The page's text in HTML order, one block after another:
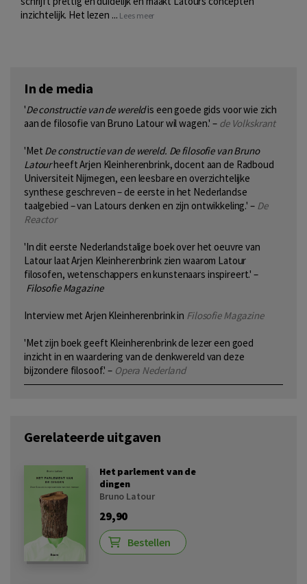
inzichtelijk. Het lezen ... Lees meer
In de media
'De constructie van de wereldis een goede gids voor wie zich
aan de filosofie van Bruno Latour wil wagen.' – de Volkskrant
'Met De constructie van de wereld. De filosofie van Bruno
Latourheeft Arjen Kleinherenbrink, docent aan de Radboud
Universiteit Nijmegen, een leesbare en overzichtelijke
synthese geschreven – de eerste in het Nederlandse
taalgebied – van Latours denken en zijn ontwikkeling.' – De
Reactor
'In dit eerste Nederlandstalige boek over het oeuvre van
Latour laat Arjen Kleinherenbrink zien waarom Latour
filosofen, wetenschappers en kunstenaars inspireert.' –
Filosofie Magazine
Interview met Arjen Kleinherenbrink in Filosofie Magazine
'Met zijn boek geeft Kleinherenbrink de lezer een goed
inzicht in en waardering van de denkwereld van deze
bijzondere filosoof.' – Opera Nederland
Gerelateerde uitgaven
Het parlement van de
dingen
Bruno Latour
29,90
Bestellen